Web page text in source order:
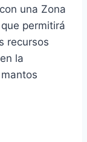
una Zona
permitirá
recursos
la